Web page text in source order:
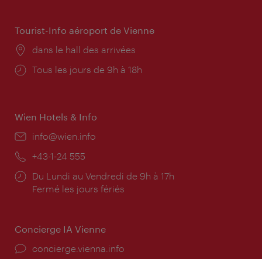
Tourist-Info aéroport de Vienne
Lieu:
dans le hall des arrivées
Horaires
Tous les jours de 9h à 18h
Wien Hotels & Info
E-
info@wien.info
Téléphone:
+43-1-24 555
Horaires
d'ouverture:
Du Lundi au Vendredi de 9h à 17h
Fermé les jours fériés
Concierge IA Vienne
Ort:
concierge.vienna.info